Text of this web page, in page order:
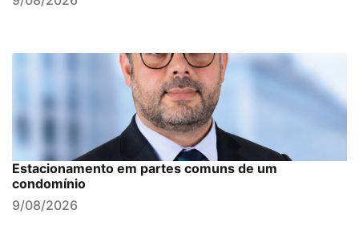
Estacionamento em partes comuns de um
condomínio
9/08/2026